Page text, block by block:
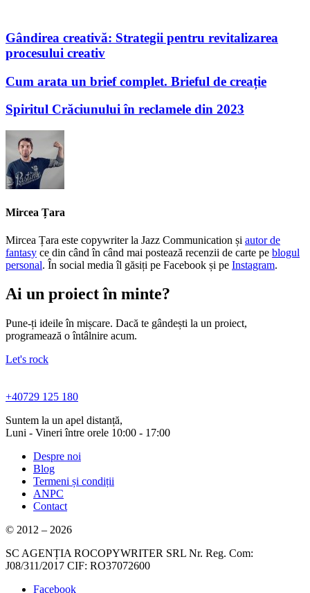
Gândirea creativă: Strategii pentru revitalizarea
procesului creativ
Cum arata un brief complet. Brieful de creație
Spiritul Crăciunului în reclamele din 2023
Mircea Țara
Mircea Țara este copywriter la Jazz Communication și autor de
fantasy ce din când în când mai postează recenzii de carte pe blogul
personal. În social media îl găsiți pe Facebook și pe Instagram.
Ai un proiect în minte?
Pune-ți ideile în mișcare. Dacă te gândești la un proiect,
programează o întâlnire acum.
Let's rock
+40729 125 180
Suntem la un apel distanță,
Luni - Vineri între orele 10:00 - 17:00
Despre noi
Blog
Termeni și condiții
ANPC
Contact
© 2012 – 2026
SC AGENȚIA ROCOPYWRITER SRL Nr. Reg. Com:
J08/311/2017 CIF: RO37072600
Facebook